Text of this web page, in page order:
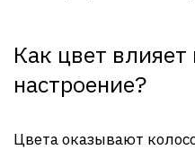
Как цвет
настроение?
Цвета оказывают